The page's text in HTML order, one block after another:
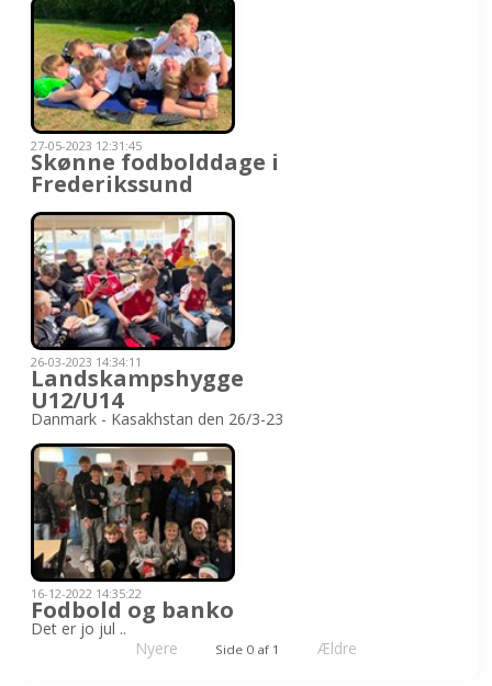
27-05-2023 12:31:45
Skønne fodbolddage i
Frederikssund
26-03-2023 14:34:11
Landskampshygge
U12/U14
Danmark - Kasakhstan den 26/3-23
16-12-2022 14:35:22
Fodbold og banko
Det er jo jul ..
Nyere
Side 0 af 1 Ældre